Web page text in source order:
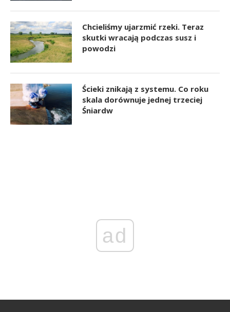
Chcieliśmy ujarzmić rzeki. Teraz
skutki wracają podczas susz i
powodzi
Ścieki znikają z systemu. Co roku
skala dorównuje jednej trzeciej
Śniardw
ad